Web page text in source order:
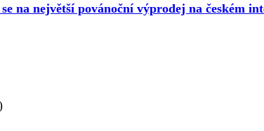
na největší povánoční výprodej na českém